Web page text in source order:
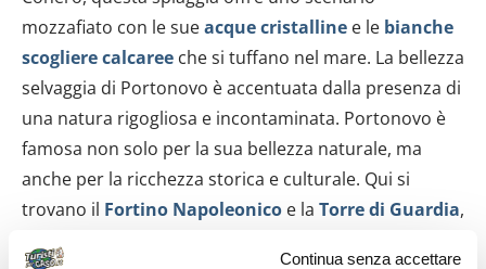
Continua senza accettare
mozzafiato con le sueacque cristalline e le bianche
scogliere calcaree che si tuffano nel mare. La bellezza
selvaggia di Portonovo è accentuata dalla presenza di
una natura rigogliosa e incontaminata. Portonovo è
famosa non solo per la sua bellezza naturale, ma
anche per la ricchezza storica e culturale. Qui si
trovano il Fortino Napoleonico e la Torre di Guardia,